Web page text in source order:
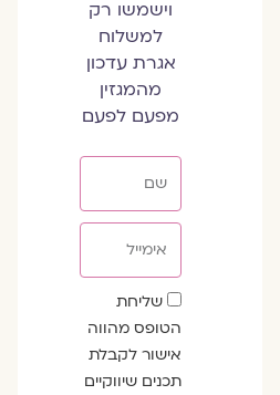
וישמשו רק
למשלוח
אגרת עדכון
מהמגזין
מפעם לפעם
שדה
הסכמה
שליחת
הטופס מהווה
אישור לקבלת
תכנים שיווקיים